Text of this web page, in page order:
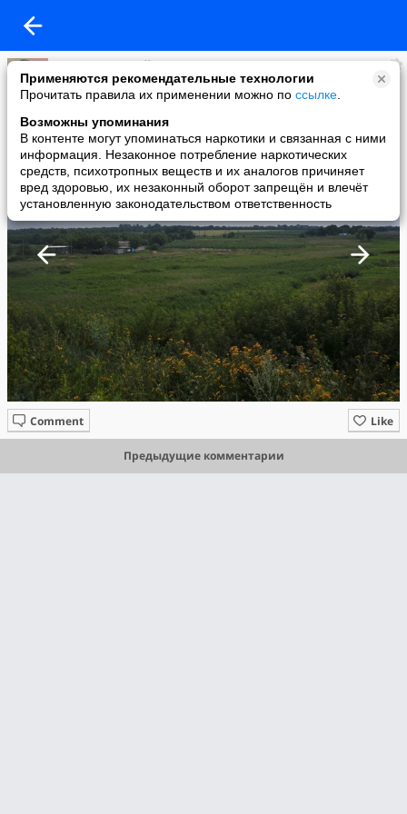
Применяются рекомендательные технологии
Прочитать правила их применении можно по ссылке
Возможны упоминания
В контенте могут упоминаться наркотики и связанная с ними
информация. Незаконное потребление наркотических
средств, психотропных веществ и их аналогов причиняет
вред здоровью, их незаконный оборот запрещён и влечёт
установленную законодательством ответственность
Павел Белицкий
added a photo
07 Jul в 13:27
Like
Comment
Предыдущие комментарии